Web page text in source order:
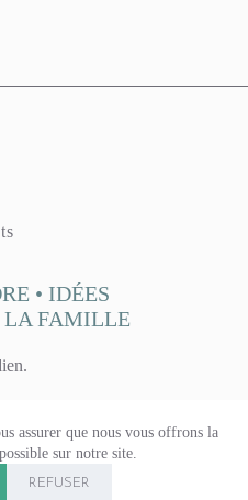
assurer que nous vous offrons la
sur notre site.
REFUSER
• IDÉES
LA FAMILLE
/ 14h30 - 19h